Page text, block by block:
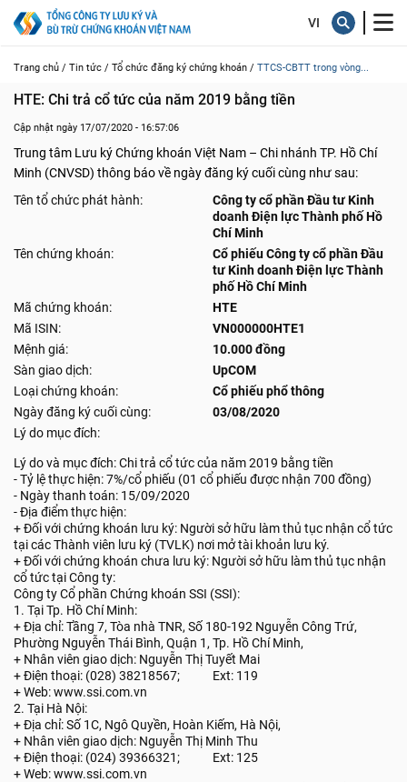
Trang chủ / Tin tức / Tổ chức đăng ký chứng khoán / TTCS-CBTT trong vòng...
HTE: Chi trả cổ tức của năm 2019 bằng tiền
Cập nhật ngày 17/07/2020 - 16:57:06
Trung tâm Lưu ký Chứng khoán Việt Nam – Chi nhánh TP. Hồ Chí
Minh (CNVSD) thông báo về ngày đăng ký cuối cùng như sau:
Tên tổ chức phát hành:
Công ty cổ phần Đầu tư Kinh
doanh Điện lực Thành phố Hồ
Chí Minh
Tên chứng khoán:
Cổ phiếu Công ty cổ phần Đầu
tư Kinh doanh Điện lực Thành
phố Hồ Chí Minh
Mã chứng khoán:
HTE
Mã ISIN:
VN000000HTE1
Mệnh giá:
10.000 đồng
Sàn giao dịch:
UpCOM
Loại chứng khoán:
Cổ phiếu phổ thông
Ngày đăng ký cuối cùng:
03/08/2020
Lý do mục đích:
Lý do và mục đích: Chi trả cổ tức của năm 2019 bằng tiền
- Tỷ lệ thực hiện: 7%/cổ phiếu (01 cổ phiếu được nhận 700 đồng)
- Ngày thanh toán: 15/09/2020
- Địa điểm thực hiện:
+ Đối với chứng khoán lưu ký: Người sở hữu làm thủ tục nhận cổ tức
tại các Thành viên lưu ký (TVLK) nơi mở tài khoản lưu ký.
+ Đối với chứng khoán chưa lưu ký: Người sở hữu làm thủ tục nhận
cổ tức tại Công ty:
Công ty Cổ phần Chứng khoán SSI (SSI):
1. Tại Tp. Hồ Chí Minh:
+ Địa chỉ: Tầng 7, Tòa nhà TNR, Số 180-192 Nguyễn Công Trứ,
Phường Nguyễn Thái Bình, Quận 1, Tp. Hồ Chí Minh,
+ Nhân viên giao dịch: Nguyễn Thị Tuyết Mai
+ Điện thoại: (028) 38218567; Ext: 119
+ Web: www.ssi.com.vn
2. Tại Hà Nội:
+ Địa chỉ: Số 1C, Ngô Quyền, Hoàn Kiếm, Hà Nội,
+ Nhân viên giao dịch: Nguyễn Thị Minh Thu
+ Điện thoại: (024) 39366321; Ext: 125
+ Web: www.ssi.com.vn